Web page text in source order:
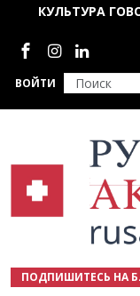
Перейти к
ВОЙТИ
КУЛЬТУРА
Социальные сети
ПОДПИШИТЕСЬ НА